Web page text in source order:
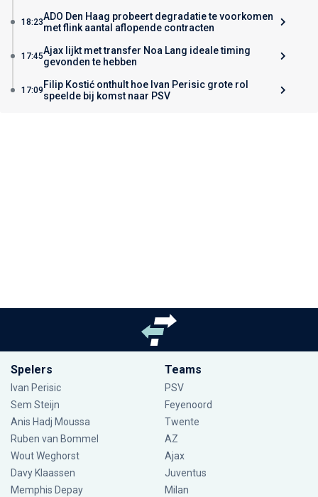
18:23ADO Den Haag probeert degradatie te voorkomen
met flink aantal aflopende contracten
17:45Ajax lijkt met transfer Noa Lang ideale timing
gevonden te hebben
17:09 Filip Kostić onthult hoe Ivan Perisic grote rol
speelde bij komst naar PSV
Spelers
Ivan Perisic
Sem Steijn
Anis Hadj Moussa
Ruben van Bommel
Wout Weghorst
Davy Klaassen
Memphis Depay
Teams
PSV
Feyenoord
Twente
AZ
Ajax
Juventus
Milan